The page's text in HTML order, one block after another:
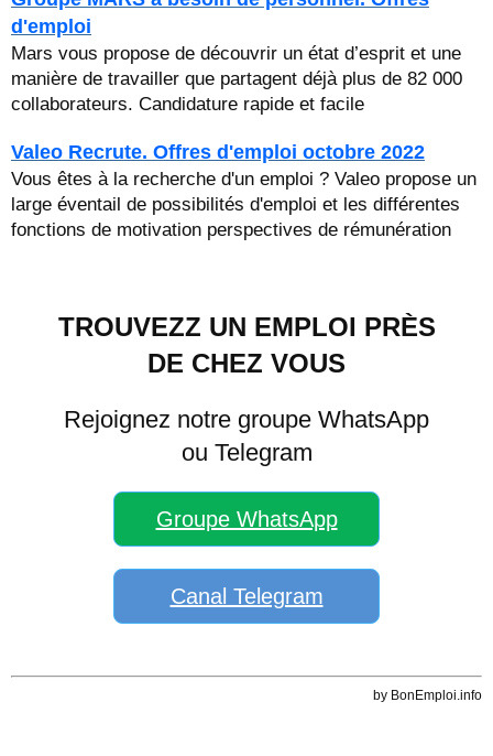
d'emploi
Mars vous propose de découvrir un état d’esprit et une
manière de travailler que partagent déjà plus de 82 000
collaborateurs. Candidature rapide et facile
Valeo Recrute. Offres d'emploi octobre 2022
Vous êtes à la recherche d'un emploi ? Valeo propose un
large éventail de possibilités d'emploi et les différentes
fonctions de motivation perspectives de rémunération
TROUVEZZ UN EMPLOI PRÈS
DE CHEZ VOUS
Rejoignez notre groupe WhatsApp
ou Telegram
Groupe WhatsApp
Canal Telegram
by BonEmploi.info